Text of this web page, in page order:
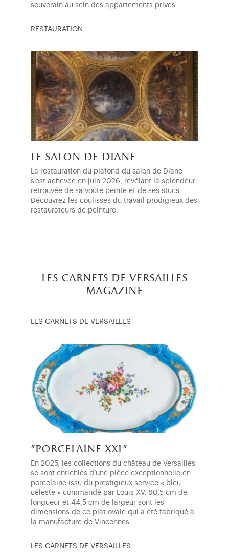
souverain au sein des appartements privés.
RESTAURATION
le salon de diane
La restauration du plafond du salon de Diane
s'est achevée en juin 2026, révélant la splendeur
retrouvée de sa voûte peinte et de ses stucs.
Découvrez les coulisses du travail prodigieux des
restaurateurs de peinture.
les carnets de versailles
magazine
LES CARNETS DE VERSAILLES
"porcelaine xxl"
En 2025, les collections du château de Versailles
se sont enrichies d’une pièce exceptionnelle en
porcelaine issu du prestigieux service « bleu
céleste » commandé par Louis XV. 60,5 cm de
longueur et 44,5 cm de largeur sont les
dimensions de ce plat ovale qui a été fabriqué à
la manufacture de Vincennes.
LES CARNETS DE VERSAILLES